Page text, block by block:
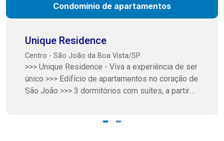
Condomínio de apartamentos
Unique Residence
Centro - São João da Boa Vista/SP
>>> Unique Residence - Viva a experiência de ser
único >>> Edifício de apartamentos no coração de
São João >>> 3 dormitórios com suítes, a partir